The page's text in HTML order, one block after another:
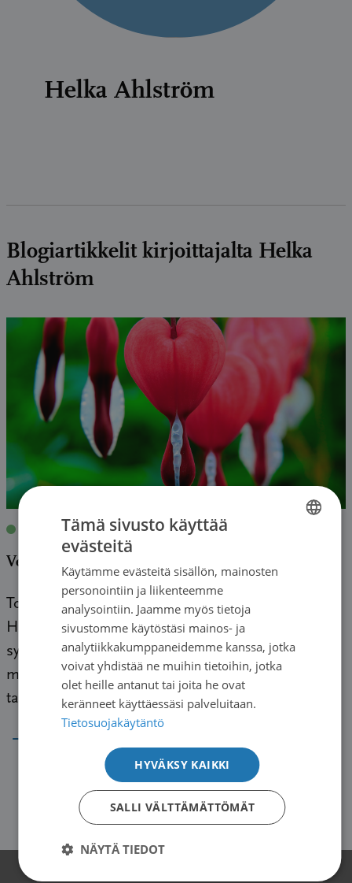
Helka Ahlström
Blogiartikkelit kirjoittajalta Helka
Ahlström
22.09.2020 | Helka Ahlström
Verisyöpäkuukausi: Helkan tarina
Toistuvien flimmereiden vuoksi olen ollut
Haartmanin sairaalassa, ja sitä ennen Mariassa,
sydämen sähköisessä tahdistuksessa vuosien
mittaan kymmenisen kertaa. Loppukesällä 2013
tahdistuksen yhteydessä […]
→
SWEDISH
Tämä sivusto käyttää
evästeitä
Käytämme evästeitä sisällön, mainosten
personointiin ja liikenteemme
analysointiin. Jaamme myös tietoja
sivustomme käytöstäsi mainos- ja
analytiikkakumppaneidemme kanssa, jotka
voivat yhdistää ne muihin tietoihin, jotka
olet heille antanut tai joita he ovat
keränneet käyttäessäsi palveluitaan.
Tietosuojakäytäntö
HYVÄKSY KAIKKI
SALLI VÄLTTÄMÄTTÖMÄT
NÄYTÄ TIEDOT